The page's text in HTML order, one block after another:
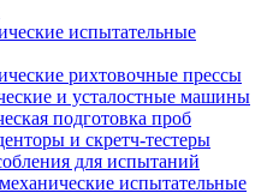
испытательные
рихтовочные прессы
и усталостные машины
подготовка проб
и скретч-тестеры
для испытаний
испытательные